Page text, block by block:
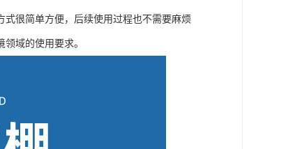
很简单方便，后续使用过程也不需要麻烦
域的使用要求。